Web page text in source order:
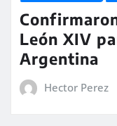
León XIV
Argentina
Hector Perez